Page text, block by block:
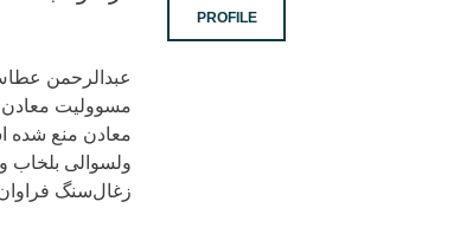
عبدالرحمن
مسوولیت
معادن منع شده
ولسوالی بلخاب
زغال‌سنگ
PROFILE